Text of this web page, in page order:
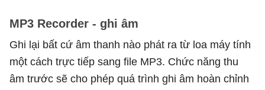
MP3 Recorder - ghi âm
Ghi lại bất cứ âm thanh nào phát ra từ loa máy tính
một cách trực tiếp sang file MP3. Chức năng thu
âm trước sẽ cho phép quá trình ghi âm hoàn chỉnh